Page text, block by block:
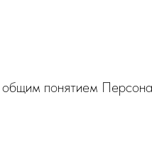
понятием